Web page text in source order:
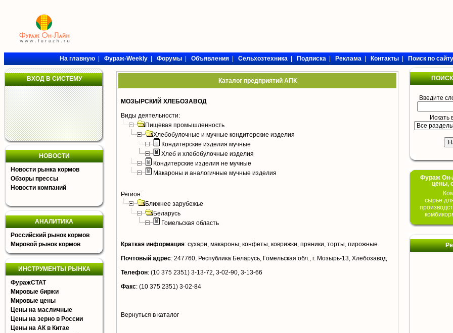
На главную|Фураж-Weekly|Форумы|Объявления|Сельхозтехника|Подписка|Реклама|Контакты|Поиск по сайту
ВХОД В СИСТЕМУ
НОВОСТИ
Новости рынка кормов
Обзоры прессы
Новости компаний
АНАЛИТИКА
Российский рынок кормов
Мировой рынок кормов
ИНСТРУМЕНТЫ РЫНКА
ФуражСТАТ
Мировые биржи
Мировые цены
Цены на масличные
Цены на зерно в России
Цены на АК в Китае
Каталог предприятий АПК
МОЗЫРСКИЙ ХЛЕБОЗАВОД
Виды деятельности:
Пищевая промышленность
Хлебобулочные и мучные кондитерские изделия
Кондитерские изделия мучные
Хлеб и хлебобулочные изделия
Кондитерские изделия не мучные
Макароны и аналогичные мучные изделия
Регион:
Ближнее зарубежье
Беларусь
Гомельская область
Краткая информация: сухари, макароны, конфеты, коврижки, пряники, торты, пирожные
Почтовый адрес: 247760, Республика Беларусь, Гомельская обл., г. Мозырь-13, Хлебозавод
Телефон: (10 375 2351) 3-13-72, 3-02-90, 3-13-66
Факс: (10 375 2351) 3-02-84
Вернуться в каталог
Введите
Искать
Фураж Он-
цены,
сырье